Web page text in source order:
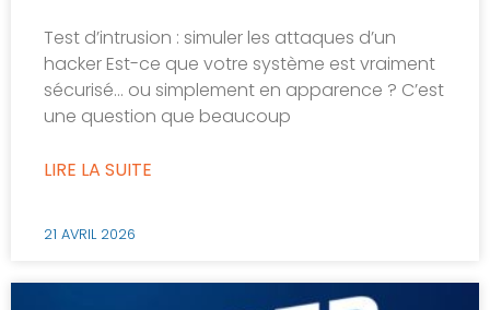
Test d’intrusion : simuler les attaques d’un
hacker Est-ce que votre système est vraiment
sécurisé… ou simplement en apparence ? C’est
une question que beaucoup
LIRE LA SUITE
21 AVRIL 2026